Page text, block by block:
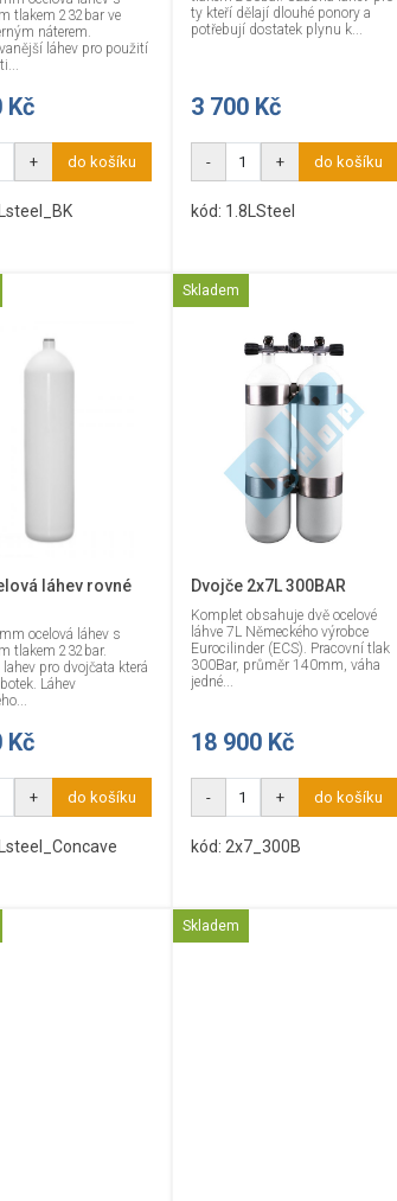
tlakem 232bar ve
náterem.
láhev pro použití
Kč
+ do košíku
ty kteří dělají dlouhé ponory a
potřebují dostatek plynu k...
3 700 Kč
- + do košíku
kód: 1.8LSteel
láhev rovné
ocelová láhev s
tlakem 232bar.
pro dvojčata která
Láhev
Kč
+ do košíku
Skladem
Dvojče 2x7L 300BAR
Komplet obsahuje dvě ocelové
láhve 7L Německého výrobce
Eurocilinder (ECS). Pracovní tlak
300Bar, průměr 140mm, váha
jedné...
18 900 Kč
- + do košíku
kód: 2x7_300B
Skladem